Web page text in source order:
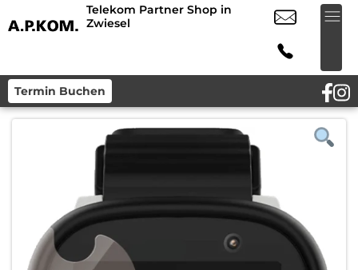
Telekom Partner Shop in
Zwiesel
Termin Buchen